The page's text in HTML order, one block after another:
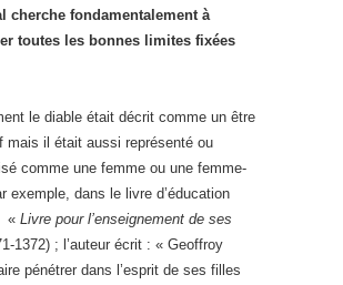
cherche fondamentalement à
toutes les bonnes limites fixées
le diable était décrit comme un être
mais il était aussi représenté ou
comme une femme ou une femme-
exemple, dans le livre d’éducation
« Livre pour l’enseignement de ses
1372) ; l’auteur écrit : « Geoffroy
pénétrer dans l’esprit de ses filles